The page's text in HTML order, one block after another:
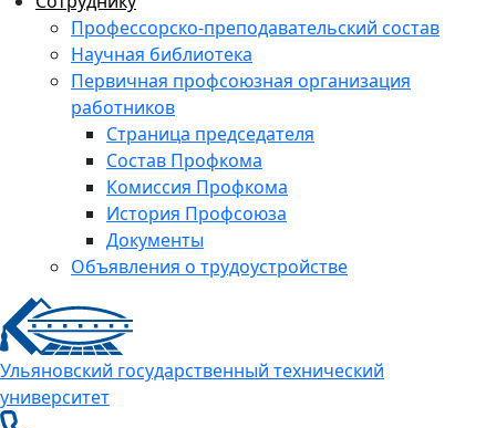
Профессорско-преподавательский состав
Научная библиотека
Первичная профсоюзная организация
работников
Страница председателя
Состав Профкома
Комиссия Профкома
История Профсоюза
Документы
Объявления о трудоустройстве
Ульяновский государственный технический
университет